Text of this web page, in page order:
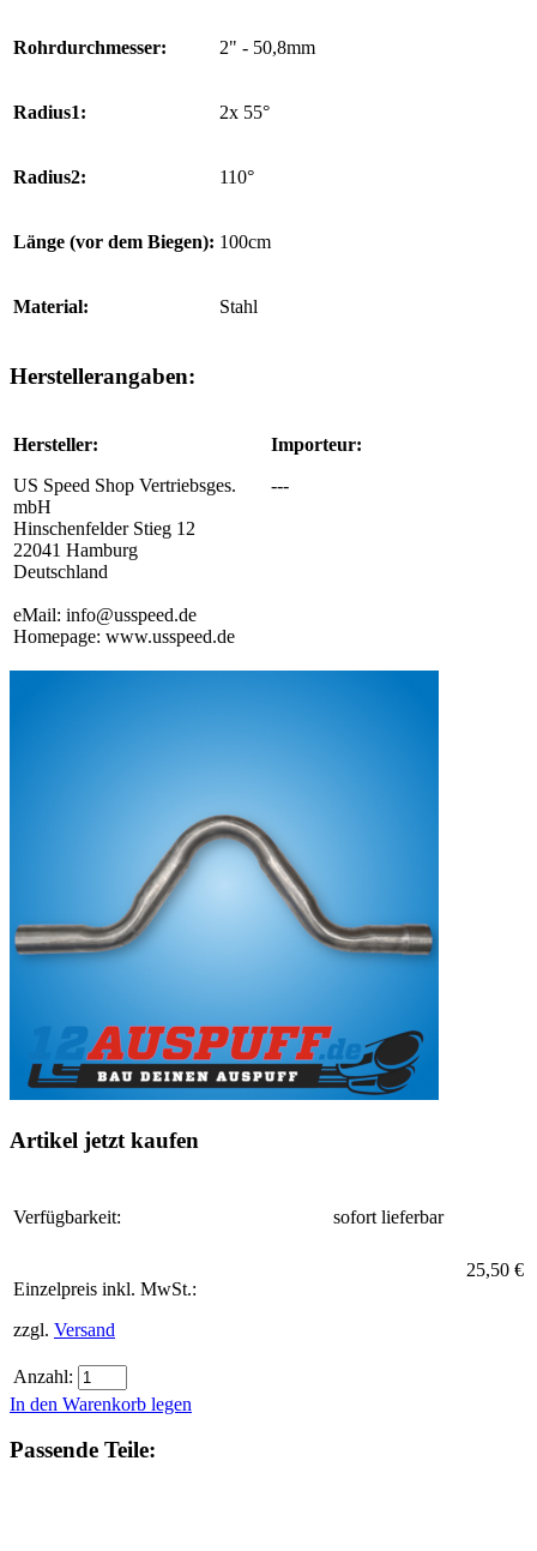
Rohrdurchmesser: 2" - 50,8mm
Radius1: 2x 55°
Radius2: 110°
Länge (vor dem Biegen): 100cm
Material: Stahl
Herstellerangaben:
Hersteller:
US Speed Shop Vertriebsges.
mbH
Hinschenfelder Stieg 12
22041 Hamburg
Deutschland
eMail: info@usspeed.de
Homepage: www.usspeed.de
Importeur:
---
Artikel jetzt kaufen
Verfügbarkeit: sofort lieferbar
Einzelpreis inkl. MwSt.:
zzgl. Versand
25,50 €
Anzahl:
In den Warenkorb legen
Passende Teile: